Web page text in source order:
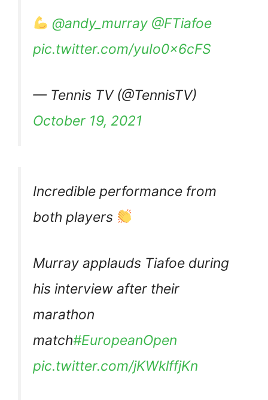
@andy_murray @FTiafoe
pic.twitter.com/yuIo0x6cFS
— Tennis TV (@TennisTV)
October 19, 2021
Incredible performance from
both players
Murray applauds Tiafoe during
his interview after their
marathon
match#EuropeanOpen
pic.twitter.com/jKWklffjKn